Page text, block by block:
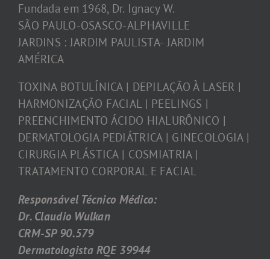
Fundada em 1968, Dr. Ignacy W.
SÃO PAULO-OSASCO-ALPHAVILLE
JARDINS : JARDIM PAULISTA- JARDIM
AMÉRICA
TOXINA BOTULÍNICA | DEPILAÇÃO À LASER |
HARMONIZAÇÃO FACIAL | PEELINGS |
PREENCHIMENTO ÁCIDO HIALURÔNICO |
DERMATOLOGIA PEDIÁTRICA | GINECOLOGIA |
CIRURGIA PLÁSTICA | COSMIATRIA |
TRATAMENTO CORPORAL E FACIAL
Responsável Técnico Médico:
Dr. Claudio Wulkan
CRM-SP 90.579
Dermatologista RQE 39944